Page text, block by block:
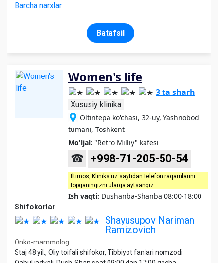
Barcha narxlar
Batafsil
Women's life
3 ta sharh
Xususiy klinika
Oltintepa ko'chasi, 32-uy, Yashnobod
tumani, Toshkent
Mo'ljal: "Retro Milliy" kafesi
☎ +998-71-205-50-54
Iltimos, Kliniks uz saytidan telefon raqamlarini
topganingizni ularga aytsangiz
Ish vaqti: Dushanba-Shanba 08:00-18:00
Shifokorlar
Shayusupov Nariman
Ramizovich
Onko-mammolog
Staj 48 yil., Oliy toifali shifokor, Tibbiyot fanlari nomzodi